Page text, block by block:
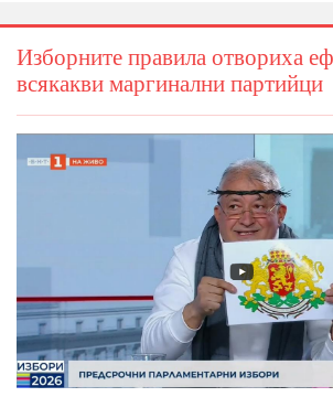
Изборните правила отвориха
всякакви маргинални партийци